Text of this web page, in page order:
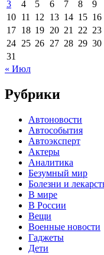
3
4 5 6 7 8
9
10 11 12 13 14 15 16
17 18 19 20 21 22 23
24 25 26 27 28 29 30
31
« Июл
Рубрики
Автоновости
Автособытия
Автоэксперт
Актеры
Аналитика
Безумный мир
Болезни и
В мире
В России
Вещи
Военные новости
Гаджеты
Дети